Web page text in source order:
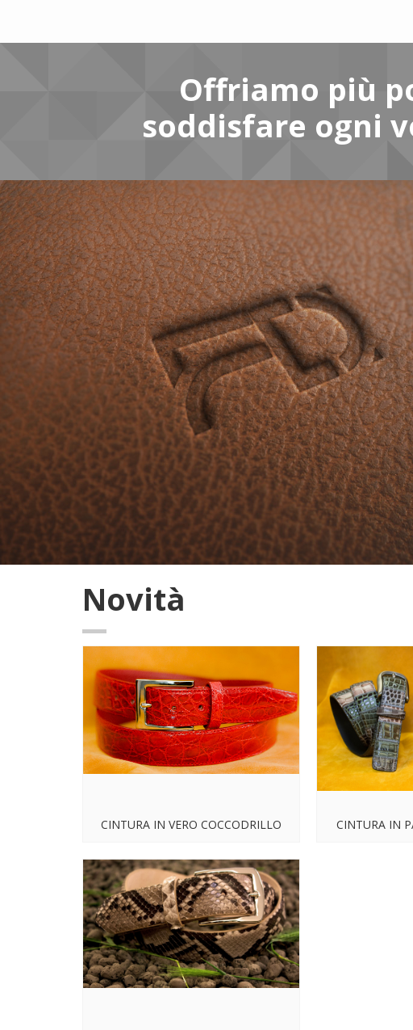
Offriamo più
soddisfare ogni
Novità
CINTURA IN VERO COCCODRILLO CINTURA IN